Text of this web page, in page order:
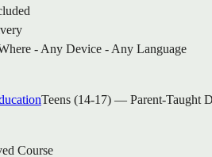
- Any Device - Any Language
Teens (14-17) — Parent-Taught
Course